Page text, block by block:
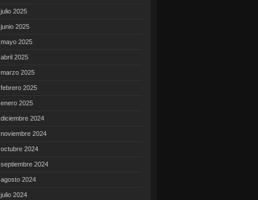
julio 2025
junio 2025
mayo 2025
abril 2025
marzo 2025
febrero 2025
enero 2025
diciembre 2024
noviembre 2024
octubre 2024
septiembre 2024
agosto 2024
julio 2024